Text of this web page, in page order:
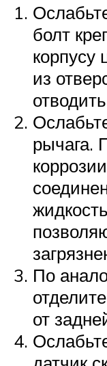
болт
из
рычага.
По
от